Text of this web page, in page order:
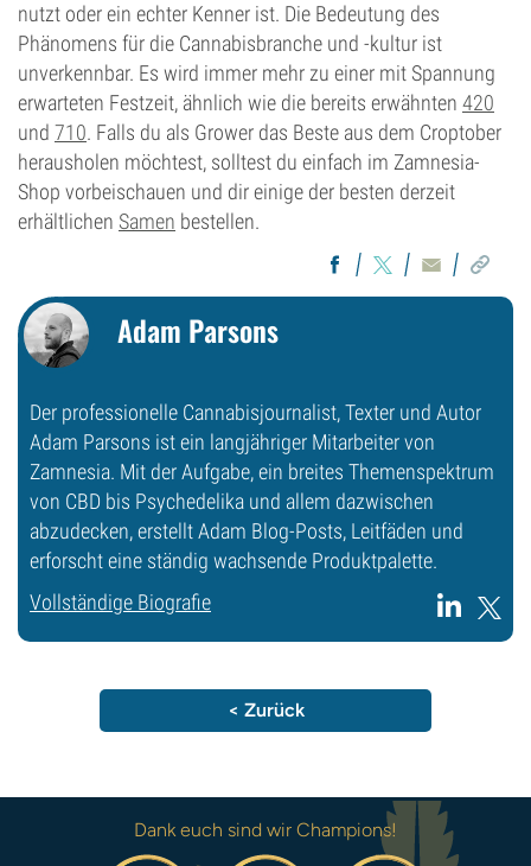
nutzt oder ein echter Kenner ist. Die Bedeutung des
Phänomens für die Cannabisbranche und -kultur ist
unverkennbar. Es wird immer mehr zu einer mit Spannung
erwarteten Festzeit, ähnlich wie die bereits erwähnten 420
und 710. Falls du als Grower das Beste aus dem Croptober
herausholen möchtest, solltest du einfach im Zamnesia-
Shop vorbeischauen und dir einige der besten derzeit
erhältlichen Samen bestellen.
Adam Parsons
Der professionelle Cannabisjournalist, Texter und Autor
Adam Parsons ist ein langjähriger Mitarbeiter von
Zamnesia. Mit der Aufgabe, ein breites Themenspektrum
von CBD bis Psychedelika und allem dazwischen
abzudecken, erstellt Adam Blog-Posts, Leitfäden und
erforscht eine ständig wachsende Produktpalette.
Vollständige Biografie
< Zurück
Dank euch sind wir Champions!